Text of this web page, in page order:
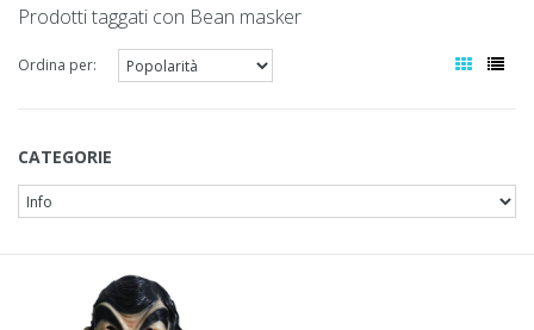
Prodotti taggati con Bean masker
Ordina per:
CATEGORIE